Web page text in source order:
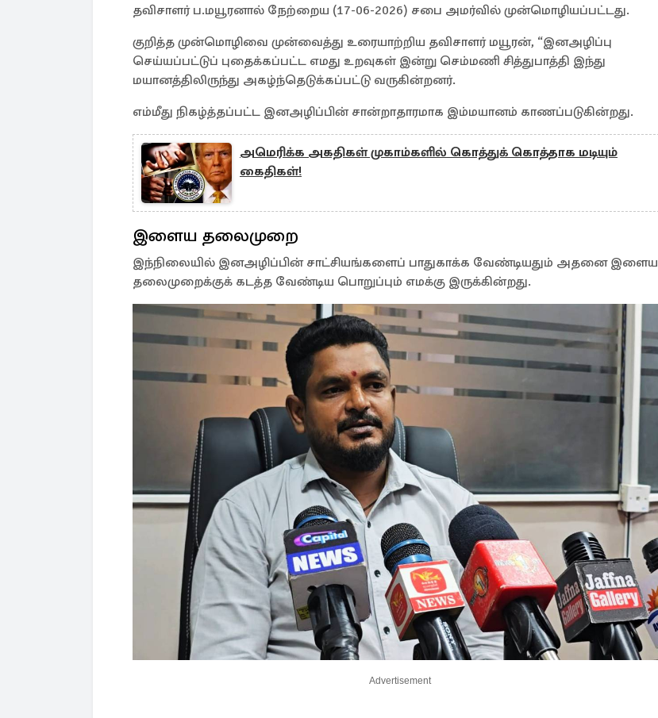
தவிசாளர் ப.மயூரனால் நேற்றைய (17-06-2026) சபை அமர்வில் முன்மொழியப்பட்டது.
குறித்த முன்மொழிவை முன்வைத்து உரையாற்றிய தவிசாளர் மயூரன், “இனஅழிப்பு
செய்யப்பட்டுப் புதைக்கப்பட்ட எமது உறவுகள் இன்று செம்மணி சித்துபாத்தி இந்து
மயானத்திலிருந்து அகழ்ந்தெடுக்கப்பட்டு வருகின்றனர்.
எம்மீது நிகழ்த்தப்பட்ட இனஅழிப்பின் சான்றாதாரமாக இம்மயானம் காணப்படுகின்றது.
அமெரிக்க அகதிகள் முகாம்களில் கொத்துக் கொத்தாக மடியும்
கைதிகள்!
இளைய தலைமுறை
இந்நிலையில் இனஅழிப்பின் சாட்சியங்களைப் பாதுகாக்க வேண்டியதும் அதனை இளைய
தலைமுறைக்குக் கடத்த வேண்டிய பொறுப்பும் எமக்கு இருக்கின்றது.
Advertisement